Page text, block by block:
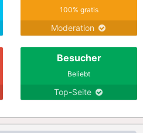
100% gratis
Moderation
Besucher
Beliebt
Top-Seite